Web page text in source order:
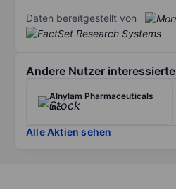
Daten bereitgestellt von
Andere Nutzer
Alnylam Pharmaceuticals
Inc.
Alle Aktien sehen